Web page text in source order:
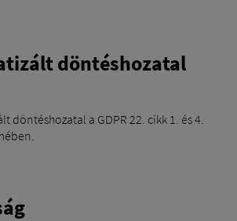
döntéshozatal
döntéshozatal a GDPR 22. cikk 1. és 4.